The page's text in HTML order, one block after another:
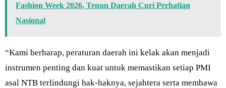
Fashion Week 2026, Tenun Daerah Curi Perhatian
Nasional
“Kami berharap, peraturan daerah ini kelak akan menjadi
instrumen penting dan kuat untuk memastikan setiap PMI
asal NTB terlindungi hak-haknya, sejahtera serta membawa